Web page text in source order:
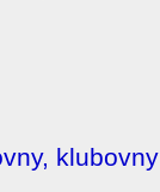
klubovny